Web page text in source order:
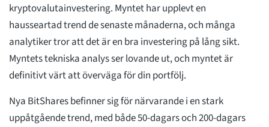
kryptovalutainvestering. Myntet har upplevt en
hausseartad trend de senaste månaderna, och många
analytiker tror att det är en bra investering på lång sikt.
Myntets tekniska analys ser lovande ut, och myntet är
definitivt värt att överväga för din portfölj.
Nya BitShares befinner sig för närvarande i en stark
uppåtgående trend, med både 50-dagars och 200-dagars